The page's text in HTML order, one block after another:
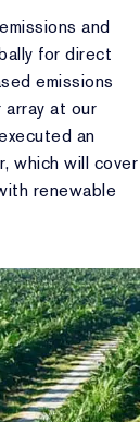
and
for direct
emissions
at our
an
which will cover
renewable